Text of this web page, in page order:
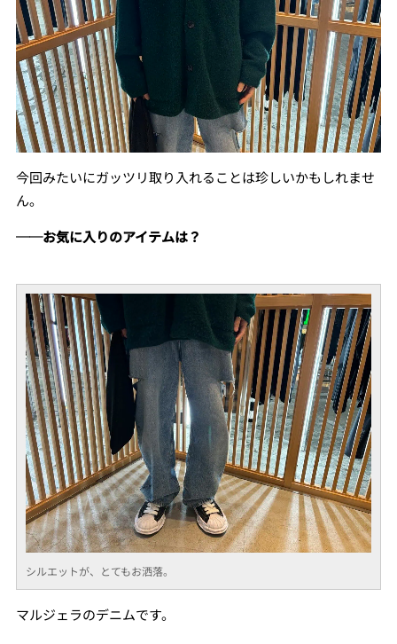
今回みたいにガッツリ取り入れることは珍しいかもしれませ
ん。
──お気に入りのアイテムは？
シルエットが、とてもお洒落。
マルジェラのデニムです。